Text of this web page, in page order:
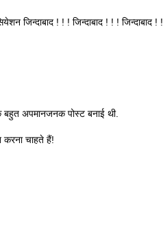
जिन्‍दाबाद ! ! ! जिन्‍दाबाद ! ! ! जिन्‍दाबाद ! !
अपमानजनक पोस्ट बनाई थी.
चाहते हैं!